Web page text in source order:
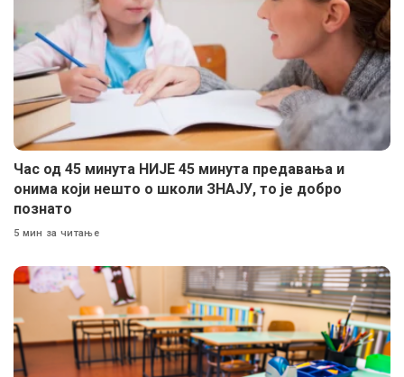
Час од 45 минута НИЈЕ 45 минута предавања и
онима који нешто о школи ЗНАЈУ, то је добро
познато
5 мин за читање